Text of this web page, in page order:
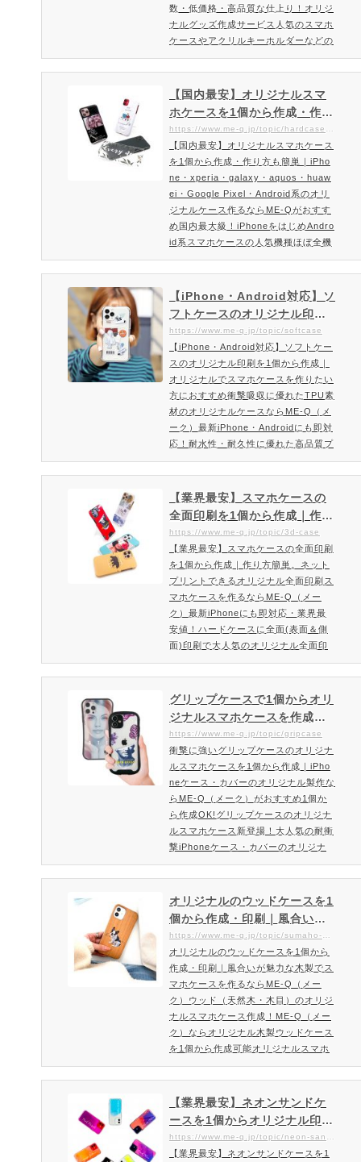
数・低価格・高品質な仕上り！オリジ
ナルグッズ作成サービス人気のスマホ
ケースやアクリルキーホルダーなどの
アクリルグッズ、Tシャツ・バッグ・
季節商材。アウトドアグッズ・食器・
国内随時の特殊印刷で360度デザイン
できるコップ類など他にはない商材が
充実しております。スマホから簡単作
ルグッズを格安で1個から作れるME-
Q！ME-Q（メーク）とは、誰でも…
【国内最安】オリジナルスマ
ホケースを1個から作成・作り
方も簡単｜iPhone・xperi
a・galaxy・aquos・huawe
i・Google Pixel・Android
系のオリジナルケース作るな
らME-Qがおすすめ
【国内最安】オリジナルスマホケース
を1個から作成・作り方も簡単｜iPho
ne・xperia・galaxy・aquos・huaw
ei・Google Pixel・Android系のオリ
ジナルケース作るならME-Qがおすす
め国内最大級！iPhoneをはじめAndro
id系スマホケースの人気機種ほぼ全機
種対応！オリジナルスマホケース。国
内最安＆国内最大級の品揃え！スマホ
ケース(ハードケース)のオリジナルス
マホケースの制作。1個から作成OK。
オリジナルスマホケースを作成したい
オリジナル作成ならME-Q（メーク）
ME-Q(メーク)で製作しているオリ
ジ…
【iPhone・Android対応】ソ
フトケースのオリジナル印刷
を1個から作成｜オリジナルで
スマホケースを作りたい方に
おすすめ衝撃吸収に優れたTP
U素材のオリジナルケースなら
ME-Q（メーク）
https://www.me-q.jp/topic/softcase
【iPhone・Android対応】ソフトケー
スのオリジナル印刷を1個から作成｜
オリジナルでスマホケースを作りたい
方におすすめ衝撃吸収に優れたTPU素
材のオリジナルケースならME-Q（メ
ーク）最新iPhone・Androidにも即対
応！耐水性・耐久性に優れた高品質プ
リンターで作るオリジナルスマホケー
ス。1個から作成・印刷可能。個人利
用・オリジナルグッズを販売されてい
る作家様・販促品・ノベルティに最適
はコスパ◎のオリジナルソフトケース
れるME-Qでも人気のソフトケース。
大手企業・ショップでもご利用いた…
【業界最安】スマホケースの
全面印刷を1個から作成｜作り
方簡単。ネットプリントでき
るオリジナル全面印刷スマホ
ケースを作るならME-Q（メー
ク）
https://www.me-q.jp/topic/3d-case
【業界最安】スマホケースの全面印刷
を1個から作成｜作り方簡単。ネット
プリントできるオリジナル全面印刷ス
マホケースを作るならME-Q（メー
ク）最新iPhoneにも即対応・業界最
安値！ハードケースに全面(表面＆側
面)印刷で大人気のオリジナル全面印
刷スマホケーススマホケースに超硬質
コーティングで驚きの綺麗な仕上が
り！安いだけじゃない高品質仕上がり
で皆様にご好評頂いております。オリ
ジナル全面印刷スマホケースの印刷方
なった3D昇華転写印刷という方式を
とっております。インクシートを加
熱…
グリップケースで1個からオリ
ジナルスマホケースを作成｜i
Phoneケースのオリジナル製
作ならME-Q（メーク）
https://www.me-q.jp/topic/gripcase
衝撃に強いグリップケースのオリジナ
ルスマホケースを1個から作成｜iPho
neケース・カバーのオリジナル製作な
らME-Q（メーク）がおすすめ1個か
ら作成OK!グリップケースのオリジナ
ルスマホケース新登場！大人気の耐衝
撃iPhoneケース・カバーのオリジナ
ルプリント製作。人気の耐衝撃タイプ
「オリジナルグリップケース」のiPho
neケース・カバーのオリジナルプリン
トするならME-Q（メーク）がおすす
め！グリップケースのオリジナルスマ
ちやすさが人気のiPhoneケース・カ
バーのオリジナル製作・プリントで…
オリジナルのウッドケースを1
個から作成・印刷｜風合いが
魅力な木製でスマホケースを
作るならME-Q（メーク）
オリジナルのウッドケースを1個から
作成・印刷｜風合いが魅力な木製でス
マホケースを作るならME-Q（メー
ク）ウッド（天然木・木目）のオリジ
ナルスマホケース作成！ME-Q（メー
ク）ならオリジナル木製ウッドケース
を1個から作成可能オリジナルスマホ
ウッドケースの木目は2種類ご用意！
スタンダードな木目が人気の桜（チェ
リーウッド）と涼しげな印象な竹（バ
ンブー）をご用意。ナチュラルなオシ
ャレ感があるオリジナルスマホウッド
【業界最安】ネオンサンドケ
ースを1個からオリジナル印刷
｜ネオンサンドのオリジナル
スマホケース印刷・プリント
【業界最安】ネオンサンドケースを1